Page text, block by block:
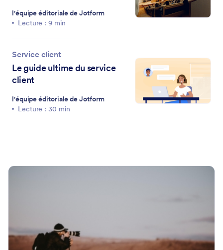
l'équipe éditoriale de Jotform
Lecture : 9 min
Service client
Le guide ultime du service
client
l'équipe éditoriale de Jotform
Lecture : 30 min